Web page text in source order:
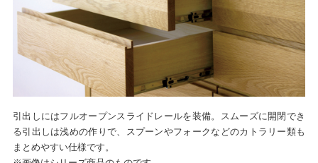
引出しにはフルオープンスライドレールを装備。スムーズに開閉でき
る引出しは浅めの作りで、スプーンやフォークなどのカトラリー類も
まとめやすい仕様です。